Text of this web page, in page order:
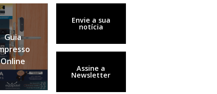
Guia
Online
Envie a sua
notícia
Assine a
Newsletter